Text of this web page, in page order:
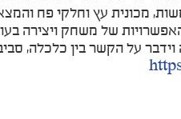
מכונית עץ וחלקי פח
של משחק ויצירה
על הקשר בין כלכלה,